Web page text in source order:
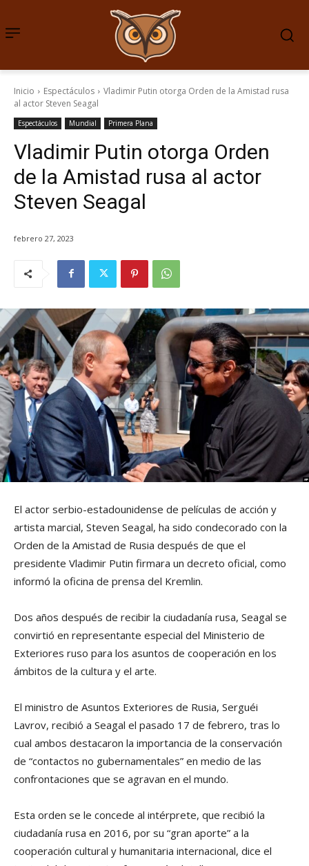
Inicio Espectáculos
Vladimir Putin otorga Orden de la Amistad rusa
al actor Steven Seagal
Espectáculos Mundial Primera Plana
Vladimir Putin otorga Orden
de la Amistad rusa al actor
Steven Seagal
febrero 27, 2023
El actor serbio-estadounidense de películas de acción y
artista marcial, Steven Seagal, ha sido condecorado con la
Orden de la Amistad de Rusia después de que el
presidente Vladimir Putin firmara un decreto oficial, como
informó la oficina de prensa del Kremlin.
Dos años después de recibir la ciudadanía rusa, Seagal se
convirtió en representante especial del Ministerio de
Exteriores ruso para los asuntos de cooperación en los
ámbitos de la cultura y el arte.
El ministro de Asuntos Exteriores de Rusia, Serguéi
Lavrov, recibió a Seagal el pasado 17 de febrero, tras lo
cual ambos destacaron la importancia de la conservación
de “contactos no gubernamentales” en medio de las
confrontaciones que se agravan en el mundo.
Esta orden se le concede al intérprete, que recibió la
ciudadanía rusa en 2016, por su “gran aporte” a la
cooperación cultural y humanitaria internacional, dice el